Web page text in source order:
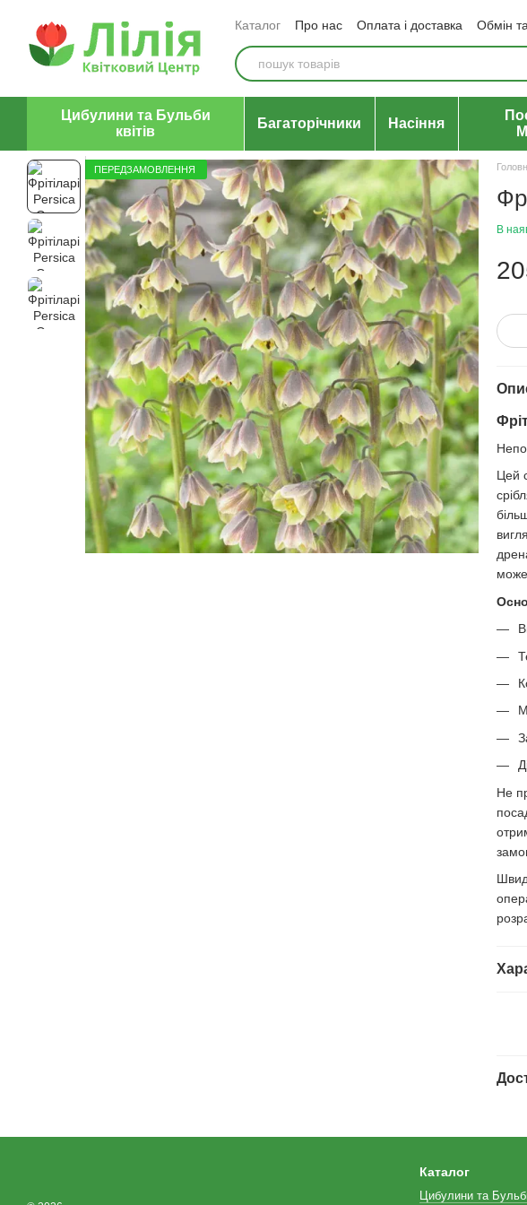
Каталог Про нас Оплата і доставка Обмін
Відгуки про магазин
Угода користувача
Цибулини та Бульби
квітів
Багаторічники Насіння
ПЕРЕДЗАМОВЛЕННЯ
В
Цей
Не
Каталог
Цибулини та